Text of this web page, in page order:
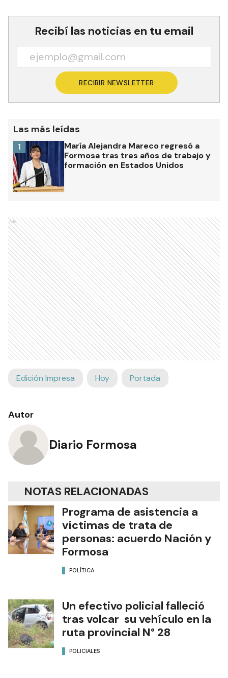
Recibí las noticias en tu email
RECIBIR NEWSLETTER
Las más leídas
María Alejandra Mareco regresó a
Formosa tras tres años de trabajo y
formación en Estados Unidos
1
Ads
Edición Impresa Hoy Portada
Autor
Diario Formosa
NOTAS RELACIONADAS
Programa de asistencia a
víctimas de trata de
personas: acuerdo Nación y
Formosa
POLÍTICA
Un efectivo policial falleció
tras volcar su vehículo en la
ruta provincial N° 28
POLICIALES